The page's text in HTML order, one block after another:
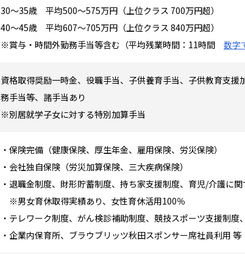
30～35歳 平均500～575万円（上位クラス 700万円超）
40～45歳 平均607～705万円（上位クラス 840万円超）
※賞与・時間外勤務手当等含む（平均残業時間：11時間 数字
資格取得奨励一時金、役職手当、子供養育手当、子供教育支
務手当等、諸手当あり
※別居就学子女に対する特別加算手当
・保険完備（健康保険、厚生年金、雇用保険、労災保険）
・会社独自保険（労災加算保険、三大疾病保険）
・退職金制度、財形貯蓄制度、持ち家支援制度、育児/介護に
※男女育休取得実績あり、女性育休活用100％
・テレワーク制度、がん検診補助制度、競技スポーツ支援制
・企業内保育所、ブラウブリッツ秋田スポンサー席社員利用 等